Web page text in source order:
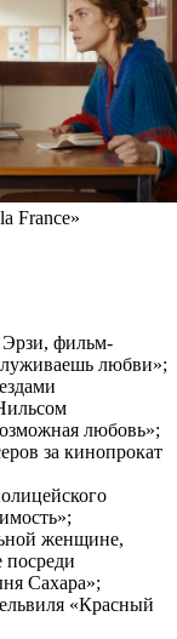
France»
фильм-
любви»;
любовь»;
за кинопрокат
женщине,
Сахара»;
«Красный